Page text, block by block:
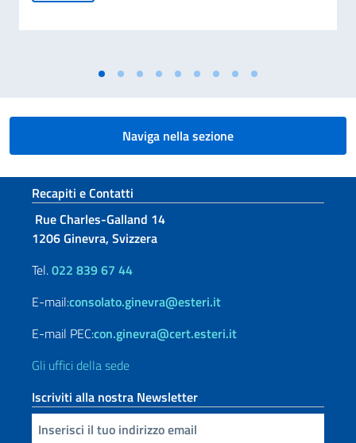
Naviga nella sezione
Sezione footer
Recapiti e Contatti
Rue Charles-Galland 14
1206 Ginevra, Svizzera
Tel.022 839 67 44
E-mail:consolato.ginevra@esteri.it
E-mail PEC:con.ginevra@cert.esteri.it
Gli uffici della sede
Iscriviti alla nostra Newsletter
Inserisci la tua email